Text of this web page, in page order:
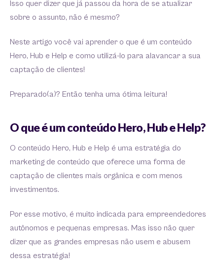
Isso quer dizer que já passou da hora de se atualizar
sobre o assunto, não é mesmo?
Neste artigo você vai aprender o que é um conteúdo
Hero, Hub e Help e como utilizá-lo para alavancar a sua
captação de clientes!
Preparado(a)? Então tenha uma ótima leitura!
O que é um conteúdo Hero, Hub e Help?
O conteúdo Hero, Hub e Help é uma estratégia do
marketing de conteúdo que oferece uma forma de
captação de clientes mais orgânica e com menos
investimentos.
Por esse motivo, é muito indicada para empreendedores
autônomos e pequenas empresas. Mas isso não quer
dizer que as grandes empresas não usem e abusem
dessa estratégia!